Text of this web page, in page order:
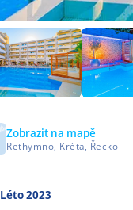
Zobrazit na mapě
Rethymno, Kréta, Řecko
Léto 2023